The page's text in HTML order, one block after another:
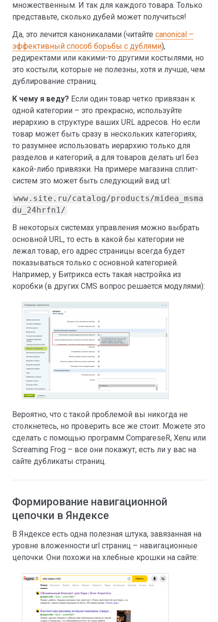
множественным. И так для каждого товара. Только
представьте, сколько дубей может получиться!
Да, это лечится каноникалами (читайте canonical –
эффективный способ борьбы с дублями),
редиректами или какими-то другими костылями, но
это костыли, которые не полезны, хотя и лучше, чем
дублирование страниц.
К чему я веду? Если один товар четко привязан к
одной категории – это прекрасно, используйте
иерархию в структуре ваших URL адресов. Но если
товар может быть сразу в нескольких категориях,
то разумнее использовать иерархию только для
разделов и категорий, а для товаров делать url без
какой-либо привязки. На примере магазина сплит-
систем это может быть следующий вид url:
www.site.ru/catalog/products/midea_msma
du_24hrfn1/
В некоторых системах управления можно выбрать
основной URL, то есть в какой бы категории не
лежал товар, его адрес страницы всегда будет
показываться только с основной категорией.
Например, у Битрикса есть такая настройка из
коробки (в других CMS вопрос решается модулями):
Вероятно, что с такой проблемой вы никогда не
столкнетесь, но проверить все же стоит. Можете это
сделать с помощью программ CompareseR, Xenu или
Screaming Frog – все они покажут, есть ли у вас на
сайте дубликаты страниц.
Формирование навигационной
цепочки в Яндексе
В Яндексе есть одна полезная штука, завязанная на
уровне вложенности url страниц – навигационные
цепочки. Они похожи на хлебные крошки на сайте: